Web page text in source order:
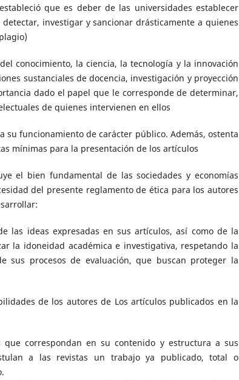
que es deber de las universidades establecer
investigar y sancionar drásticamente a quienes
conocimiento, la ciencia, la tecnología y la innovación
sustanciales de docencia, investigación y proyección
dado el papel que le corresponde de determinar,
de quienes intervienen en ellos
su funcionamiento de carácter público. Además, ostenta
mínimas para la presentación de los artículos
el bien fundamental de las sociedades y economías
del presente reglamento de ética para los autores
las ideas expresadas en sus artículos, así como de la
la idoneidad académica e investigativa, respetando la
sus procesos de evaluación, que buscan proteger la
de los autores de Los artículos publicados en la
correspondan en su contenido y estructura a sus
a las revistas un trabajo ya publicado, total o